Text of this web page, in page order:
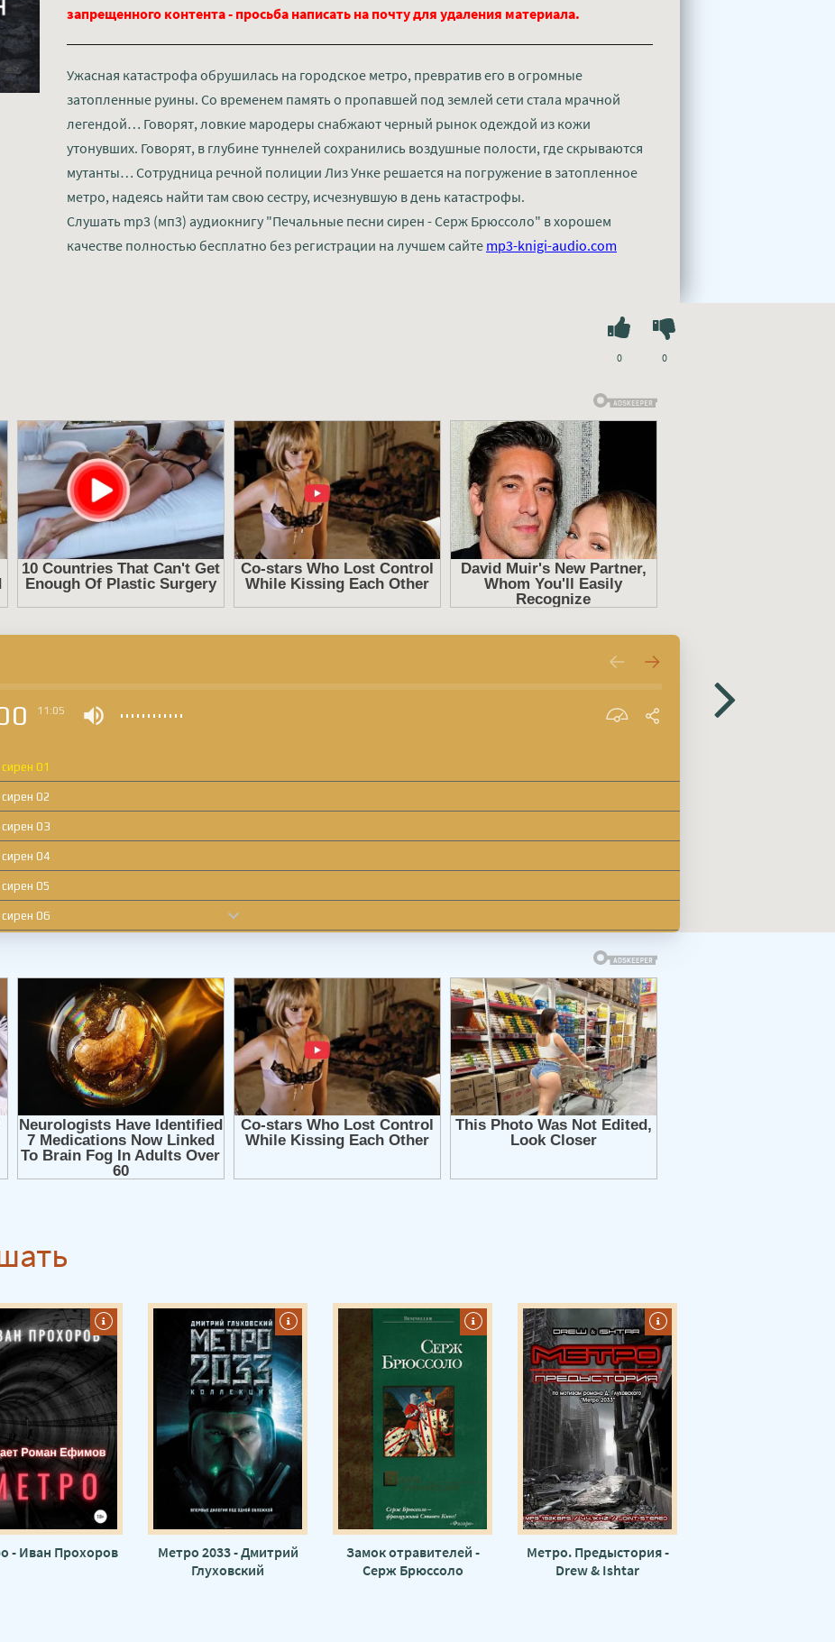
запрещенного контента - просьба написать на почту для удаления материала.
Ужасная катастрофа обрушилась на городское метро, превратив его в огромные
затопленные руины. Со временем память о пропавшей под землей сети стала мрачной
легендой… Говорят, ловкие мародеры снабжают черный рынок одеждой из кожи
утонувших. Говорят, в глубине туннелей сохранились воздушные полости, где скрываются
мутанты… Сотрудница речной полиции Лиз Унке решается на погружение в затопленное
метро, надеясь найти там свою сестру, исчезнувшую в день катастрофы.
Слушать mp3 (мп3) аудиокнигу "Печальные песни сирен - Серж Брюссоло" в хорошем
качестве полностью бесплатно без регистрации на лучшем сайте mp3-knigi-audio.com
0 0
11:05
01
02
03
04
05
06
08
09
10
11
12
13
14
- Иван Прохоров
Метро 2033 - Дмитрий
Глуховский
Замок отравителей -
Серж Брюссоло
Метро. Предыстория -
Drew & Ishtar